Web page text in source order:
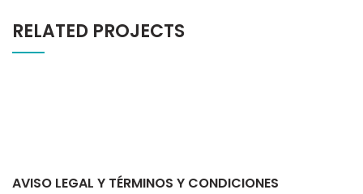
RELATED PROJECTS
AVISO LEGAL Y TÉRMINOS Y CONDICIONES